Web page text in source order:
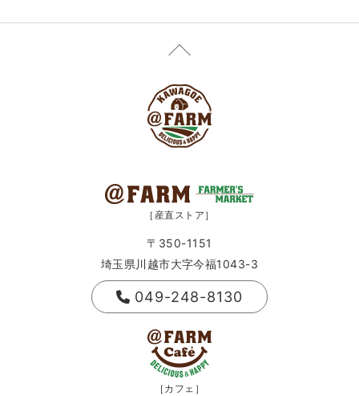
［産直ストア］
〒350-1151
埼玉県川越市大字今福1043-3
049-248-8130
［カフェ］